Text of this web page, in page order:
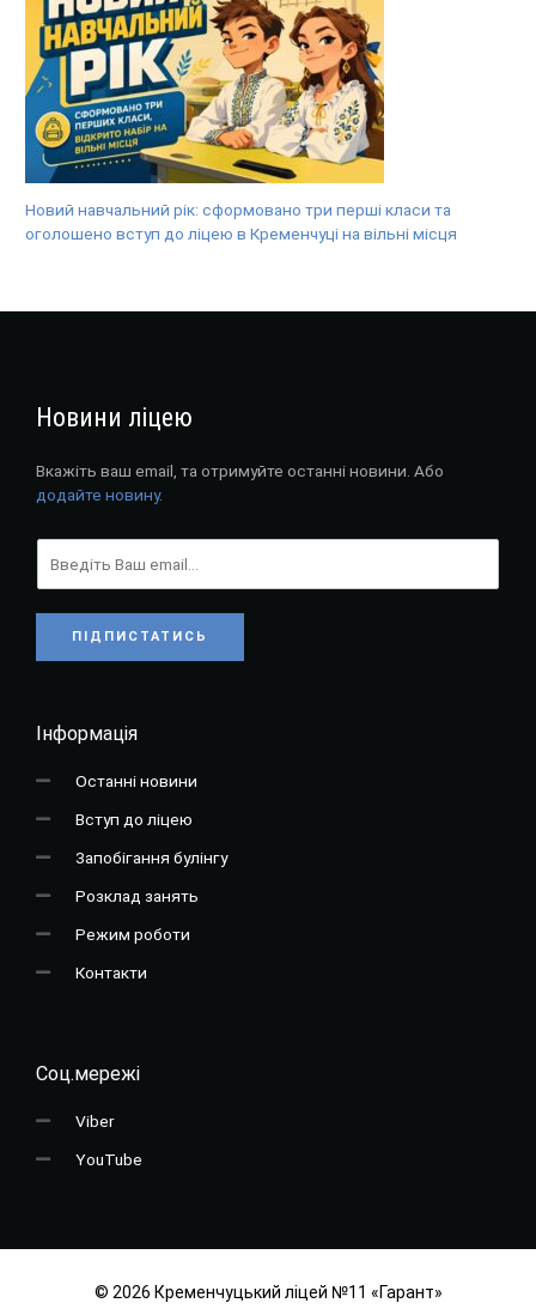
Новий навчальний рік: сформовано три перші класи та
оголошено вступ до ліцею в Кременчуці на вільні місця
Новини ліцею
Вкажіть ваш email, та отримуйте останні новини. Або
додайте новину.
ПІДПИСТАТИСЬ
Інформація
Останні новини
Вступ до ліцею
Запобігання булінгу
Розклад занять
Режим роботи
Контакти
Соц.мережі
Viber
YouTube
© 2026 Кременчуцький ліцей №11 «Гарант»